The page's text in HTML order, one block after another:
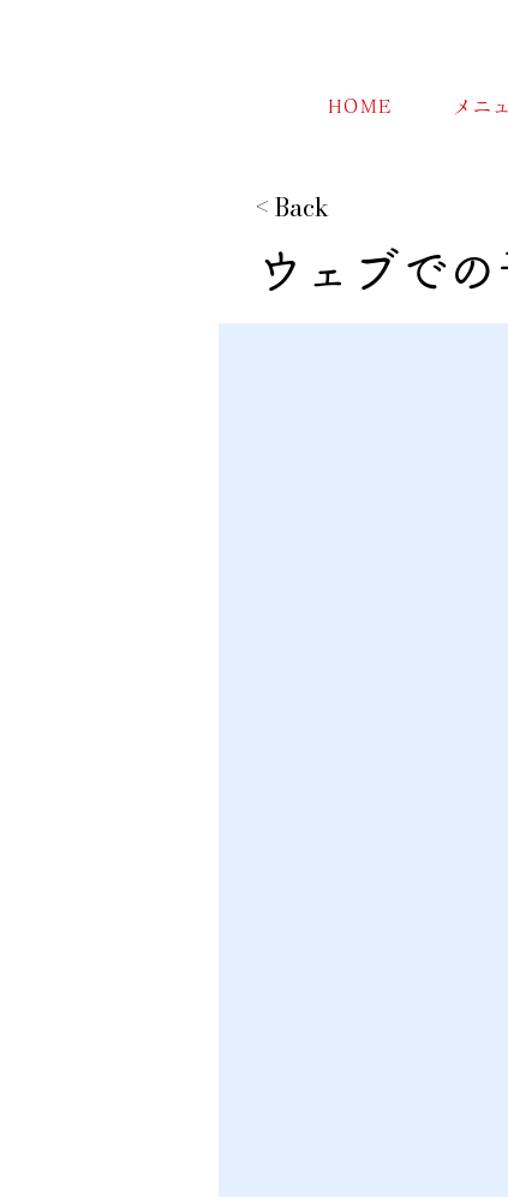
HOME メニ
< Back
ウェブで